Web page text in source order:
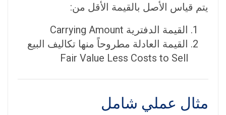
يتم قياس الأصل بالقيمة الأقل من:
القيمة الدفترية Carrying Amount
القيمة العادلة مطروحاً منها تكاليف البيع
Fair Value Less Costs to Sell
مثال عملي شامل